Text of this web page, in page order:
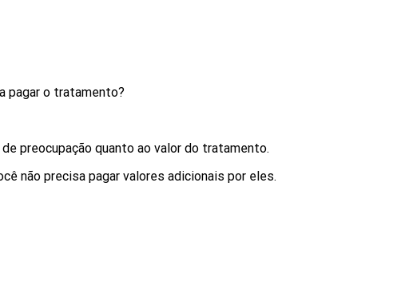
pagar o tratamento?
preocupação quanto ao valor do tratamento.
não precisa pagar valores adicionais por eles.